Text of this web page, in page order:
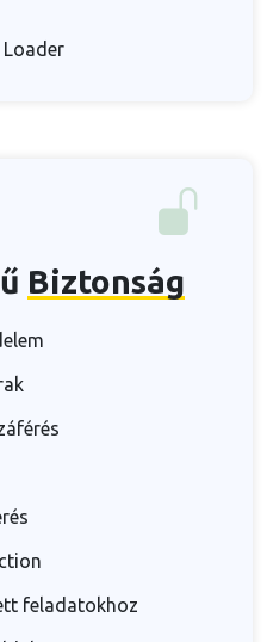
Loader
Biztonság
feladatokhoz